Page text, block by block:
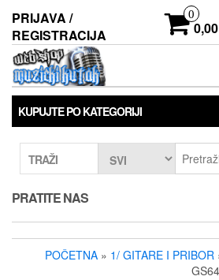
sadržaj
PRIJAVA /
REGISTRACIJA
0
KUPUJTE PO KATEGORIJI
TRAŽI
PRATITE NAS
POČETNA » 1/ GITARE I PRIBOR